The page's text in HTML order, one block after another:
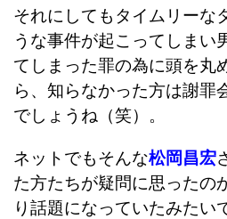
それにしてもタイムリーな
うな事件が起こってしまい
てしまった罪の為に頭を丸
ら、知らなかった方は謝罪
でしょうね（笑）。
ネットでもそんな松岡昌宏
た方たちが疑問に思ったの
り話題になっていたみたい